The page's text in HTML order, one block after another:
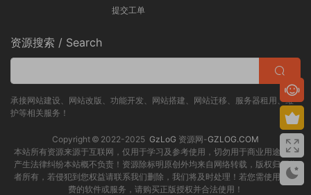
提交工单
资源搜索 / Search
承接网站建设、网站改版、功能开发、网站搭建、网站迁移、服务器租用、维
护等相关服务！
Copyright © 2022-2025 GzLoG 资源网-GZLOG.COM
本站所有资源来源于互联网，仅用于学习及参考使用，切勿用于商业用途，如
产生法律纠纷本站概不负责！资源除标明原创外均来自网络转载，版权归原作
者所有，若侵犯到您权益请联系我们删除，我们将及时处理！若您需使用非免
费的软件或服务，请购买正版授权并合法使用！